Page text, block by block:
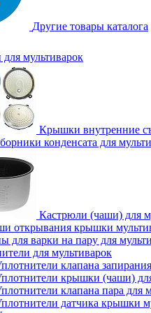
Другие товары каталога
для мультиварок
Крышки внутренние
конденсата для
Кастрюли (чаши) для
открывания крышки
для варки на пару для
для мультиварок
клапана
крышки (чаши)
клапана пара для
датчика крышки